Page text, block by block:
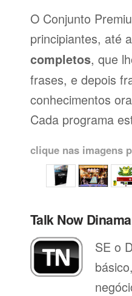
O Conjunto
principiantes, até
completos, que
frases, e depois
conhecimentos
Cada programa
clique nas imagens
Talk Now
SE o